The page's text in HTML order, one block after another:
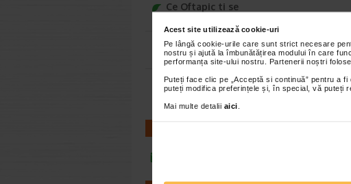
Acest site utilizează cookie-uri
Pe lângă cookie-urile care sunt strict necesare
nostru și ajută la îmbunătățirea modului în care
performanța site-ului nostru. Partenerii noștri
Puteți face clic pe „Acceptă si continuă” pentru a
puteți modifica preferințele și, în special, vă puteți
Mai multe detalii aici
Ce Oftapic ti se
Adora – Adorabili
din prima clipa
Seturi cadou
Baylis&Harding